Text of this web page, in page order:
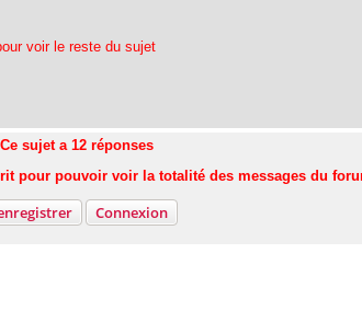
voir le reste du sujet
Ce sujet a 12 réponses
pour pouvoir voir la totalité des messages du
Connexion